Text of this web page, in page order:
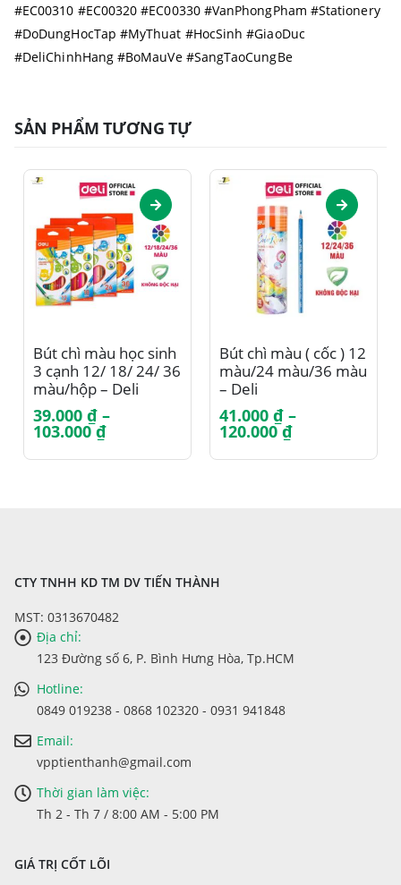
#EC00310 #EC00320 #EC00330 #VanPhongPham #Stationery
#DoDungHocTap #MyThuat #HocSinh #GiaoDuc
#DeliChinhHang #BoMauVe #SangTaoCungBe
SẢN PHẨM TƯƠNG TỰ
Bút chì màu học sinh
3 cạnh 12/ 18/ 24/ 36
màu/hộp – Deli
EC00200/EC00210/EC00220/EC00230
39.000 ₫ –
103.000₫Khoảng
từ
Bút chì màu ( cốc ) 12
màu/24 màu/36 màu
– Deli
EC00308/EC00328/
41.000 ₫ –
120.000₫Khoảng
từ
CTY TNHH KD TM DV TIẾN THÀNH
MST: 0313670482
Địa chỉ:
123 Đường số 6, P. Bình Hưng Hòa, Tp.HCM
Hotline:
0849 019238 - 0868 102320 - 0931 941848
Email:
vpptienthanh@gmail.com
Thời gian làm việc:
Th 2 - Th 7 / 8:00 AM - 5:00 PM
GIÁ TRỊ CỐT LÕI